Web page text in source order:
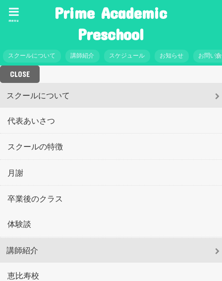
Prime Academic
Preschool
menu
スクールについて 講師紹介 スケジュール お知らせ お問い
CLOSE
スクールについて
代表あいさつ
スクールの特徴
月謝
卒業後のクラス
体験談
講師紹介
恵比寿校